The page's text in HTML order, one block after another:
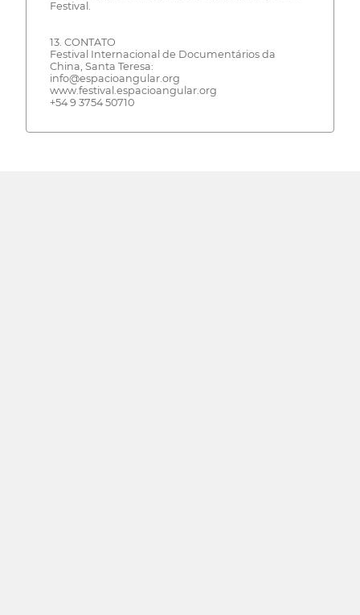
Festival.
13. CONTATO
Festival Internacional de Documentários da
China, Santa Teresa:
info@espacioangular.org
www.festival.espacioangular.org
+54 9 3754 50710